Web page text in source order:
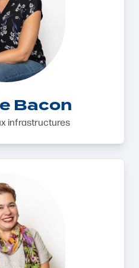
Bacon
infrastructures